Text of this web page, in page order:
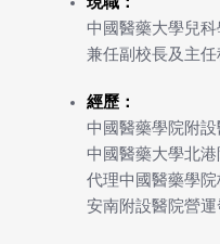
中國醫藥大學兒科
兼任副校長及主任
經歷：
中國醫藥學院附
中國醫藥大學北
代理中國醫藥學
安南附設醫院營